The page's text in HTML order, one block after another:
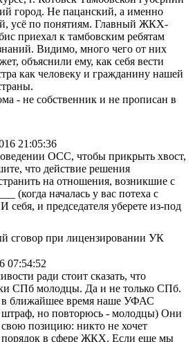
город. Не пацанский, а именно
усё по понятиям. Главный ЖКХ-
приехал к тамбовским ребятам
Видимо, много чего от них
объяснили ему, как себя вести
как человеку и гражданину нашей
- не собственник и не прописан в
21:05:36
ОСС, чтобы прикрыть хвост,
что действие решения
на отношения, возникшие с
(когда началась у вас потеха с
себя, и председателя уберете из-под
сговор при лицензировании УК
07:54:52
ради стоит сказать, что
СПб молодцы. Да и не только СПб.
в ближайшее время наше УФАС
но повторюсь - молодцы) Они
свою позицию: никто не хочет
порядок в сфере ЖКХ. Если еще мы